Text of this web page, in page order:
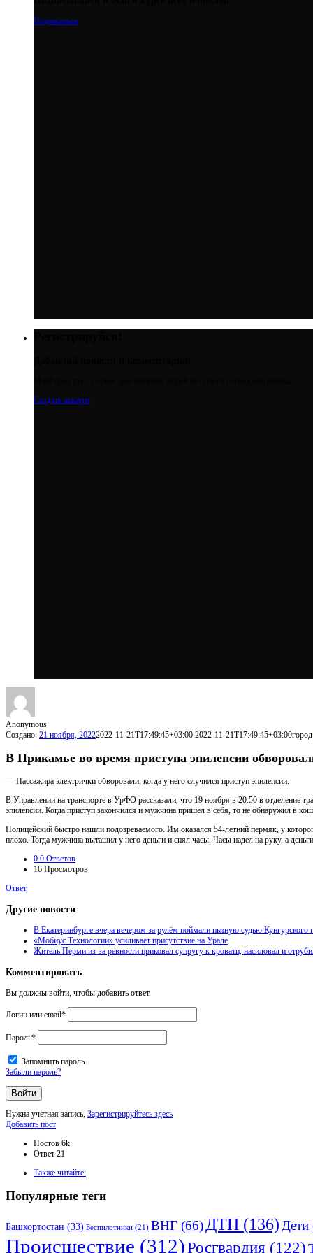
Подписаться
Создать аккаунт
Anonymous
Создано: 21 ноября, 20222022-11-21T17:49:45+03:00 2022-11-21T17:49:45+03:00
В Прикамье во время приступа эпилепсии
— Пассажира электрички обворовали, когда у него случился приступ эпилепсии.
В Управлении на транспорте в УрФО рассказали, что 19 ноября в 20.50 в отделение
эпилепсии. Когда приступ закончился и мужчина пришёл в себя, то не обнаружил в
Полицейский быстро нашли подозреваемого. Им оказался 54-летний пермяк, у
плохо. Тогда мужчина вытащил у него деньги и снял часы. Часы надел на руку, а
0 0 Ответов
16 Просмотров
Ответ
Другие новости
В Екатеринбурге вчера вечером за рулём поймали пьяную судью Кунгурского
«Мобиус Технологии» усиливает присутствие на Урале
Житель Перми из-за ревности приковал супругу к кровати, насиловал и
Комментировать
Вы должны войти, чтобы добавить ответ.
Логин или email*
Пароль*
Запомнить пароль
Забыли пароль?
Нужна учетная запись, Зарегистрируйтесь здесь
Боковая
Добавить пост
Статистика
Постов 6k
Ответ 21
Также читайте:
Популярные теги
Башкортостан (33) Беспилотники (21) ВНГ (66) ДТП (136) Дети
Происшествие (312)Росгвардия (122)